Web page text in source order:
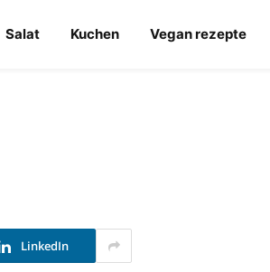
Salat Kuchen Vegan rezepte
LinkedIn